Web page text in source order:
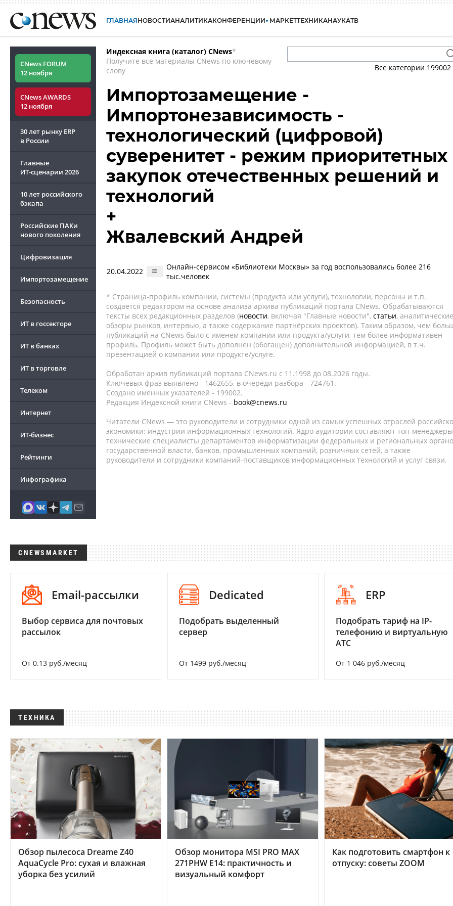
ГЛАВНАЯНОВОСТИАНАЛИТИКАКОНФЕРЕНЦИИ МАРКЕТТЕХНИКАНАУКАТВ
CNews FORUM
12 ноября
CNews AWARDS
12 ноября
30 лет рынку ERP
в России
Главные
ИТ-сценарии 2026
10 лет российского
бэкапа
Российские ПАКи
нового поколения
Цифровизация
Импортозамещение
Безопасность
ИТ в госсекторе
ИТ в банках
ИТ в торговле
Телеком
Интернет
ИТ-бизнес
Рейтинги
Инфографика
Индексная книга (каталог) CNews*
Получите все материалы CNews по ключевому
слову
Все категории 199002
Импортозамещение -
Импортонезависимость -
технологический (цифровой)
суверенитет - режим приоритетных
закупок отечественных решений и
технологий
+
Жвалевский Андрей
20.04.2022
Онлайн-сервисом «Библиотеки Москвы» за год воспользовались более 216
тыс.человек
* Страница-профиль компании, системы (продукта или услуги), технологии, персоны и т.п.
создается редактором на основе анализа архива публикаций портала CNews. Обрабатываются
тексты всех редакционных разделов (новости, включая "Главные новости", статьи, аналитические
обзоры рынков, интервью, а также содержание партнёрских проектов). Таким образом, чем
публикаций на CNews было с именем компании или продукта/услуги, тем более информативен
профиль. Профиль может быть дополнен (обогащен) дополнительной информацией, в т.ч.
презентацией о компании или продукте/услуге.
Обработан архив публикаций портала CNews.ru c 11.1998 до 08.2026 годы.
Ключевых фраз выявлено - 1462655, в очереди разбора - 724761.
Создано именных указателей - 199002.
Редакция Индексной книги CNews - book@cnews.ru
Читатели CNews — это руководители и сотрудники одной из самых успешных отраслей
экономики: индустрии информационных технологий. Ядро аудитории составляют топ-
технические специалисты департаментов информатизации федеральных и региональных
государственной власти, банков, промышленных компаний, розничных сетей, а также
руководители и сотрудники компаний-поставщиков информационных технологий и услуг связи.
CNEWSMARKET
Email-рассылки
Выбор сервиса для почтовых
рассылок
От 0.13 руб./месяц
Dedicated
Подобрать выделенный
сервер
От 1499 руб./месяц
ERP
Подобрать тариф на IP-
телефонию и виртуальную
АТС
От 1 046 руб./месяц
ТЕХНИКА
Обзор пылесоса Dreame Z40
AquaCycle Pro: сухая и влажная
уборка без усилий
Обзор монитора MSI PRO MAX
271PHW E14: практичность и
визуальный комфорт
Как подготовить смартфон к
отпуску: советы ZOOM